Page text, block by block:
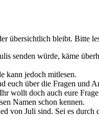
übersichtlich bleibt. Bitte
senden würde, käme
kann jedoch mitlesen.
euch über die Fragen und
wollt doch auch eure
Namen schon kennen.
von Juli sind. Sei es durch